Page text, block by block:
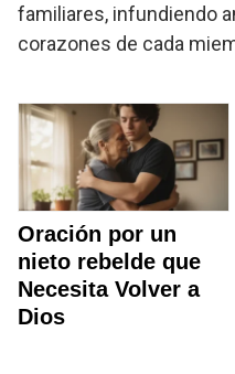
familiares, infundiendo
corazones de cada
Oración por un
nieto rebelde que
Necesita Volver a
Dios